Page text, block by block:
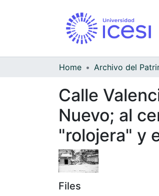
Home
Calle
Nuevo; al
"rolojera" y
Files